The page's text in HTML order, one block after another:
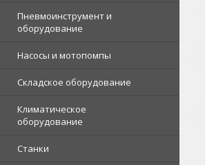
Пневмоинструмент и
оборудование
Насосы и мотопомпы
Складское оборудование
Климатическое
оборудование
Станки